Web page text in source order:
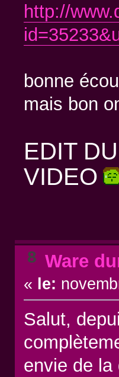
http://
bonne
mais bon
EDIT
VIDEO
8 Ware
« le:
Salut,
envie de